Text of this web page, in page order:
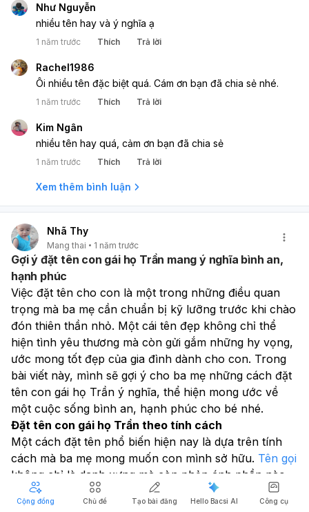
Như Nguyễn
nhiều tên hay và ý nghĩa ạ
1 năm trước Thích Trả lời
Rachel1986
Ôi nhiều tên đặc biệt quá. Cám ơn bạn đã chia sẻ nhé.
1 năm trước Thích Trả lời
Kim Ngân
nhiều tên hay quá, cảm ơn bạn đã chia sẻ
1 năm trước Thích Trả lời
Xem thêm bình luận
Nhã Thy
Mang thai 1 năm trước
Gợi ý đặt tên con gái họ Trần mang ý nghĩa bình an,
hạnh phúc
Việc đặt tên cho con là một trong những điều quan
trọng mà ba mẹ cần chuẩn bị kỹ lưỡng trước khi chào
đón thiên thần nhỏ. Một cái tên đẹp không chỉ thể
hiện tình yêu thương mà còn gửi gắm những hy vọng,
ước mong tốt đẹp của gia đình dành cho con. Trong
bài viết này, mình sẽ gợi ý cho ba mẹ những cách đặt
tên con gái họ Trần ý nghĩa, thể hiện mong ước về
một cuộc sống bình an, hạnh phúc cho bé nhé.
Đặt tên con gái họ Trần theo tính cách
Một cách đặt tên phổ biến hiện nay là dựa trên tính
cách mà ba mẹ mong muốn con mình sở hữu. Tên gọi
không chỉ là danh xưng mà còn phản ánh phần nào
tính cách, phẩm chất mà bé có thể phát triển sau này.
Cộng đồng Chủ đề Tạo bài đăng Hello Bacsi AI Công cụ